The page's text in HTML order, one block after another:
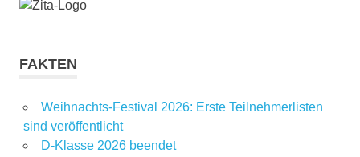
FAKTEN
Weihnachts-Festival 2026: Erste Teilnehmerlisten
sind veröffentlicht
D-Klasse 2026 beendet